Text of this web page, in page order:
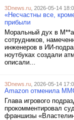
3Dnews.ru , 2026-05-14
«Несчастны все,
прибыли
Моральный дух в M**a
сотрудников,
инженеров в ИИ-
ноутбуках создали
описали...
3Dnews.ru , 2026-05-14
Amazon отменила
Глава игрового
прокомментировал
франшизы